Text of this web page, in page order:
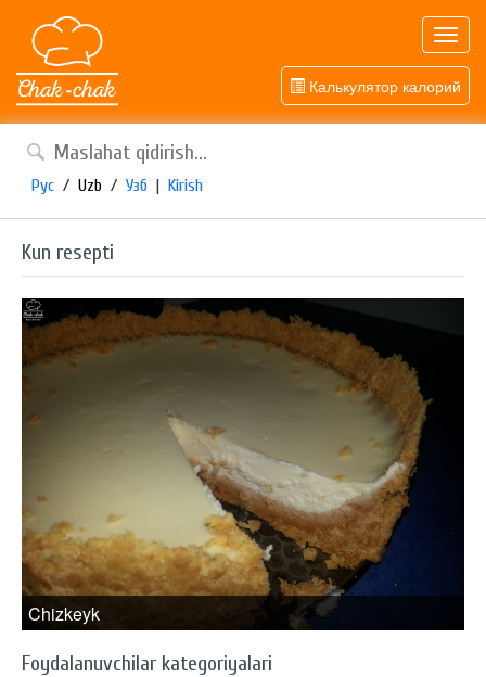
Калькулятор калорий
Рус / Uzb / Узб | Kirish
Kun resepti
Chizkeyk
Foydalanuvchilar kategoriyalari